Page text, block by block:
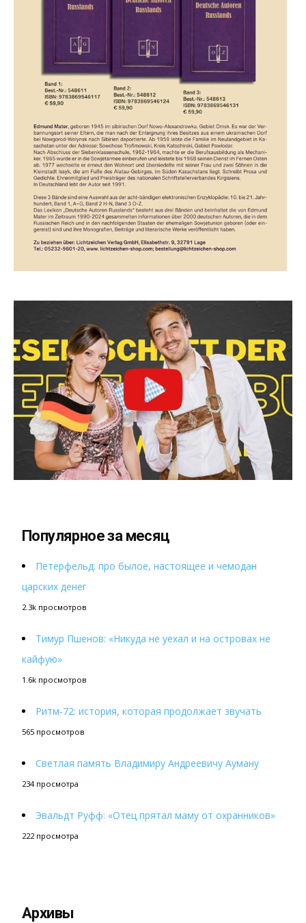
Популярное за месяц
Петерфельд: про былое, настоящее и чемодан
царских денег
2.3k просмотров
Тимур Пшенов: «Никуда не уехал и на островах не
кайфую»
1.6k просмотров
Ритм-72: история, которая продолжает звучать
565 просмотров
Светлая память Владимиру Андреевичу Ауману
234 просмотра
Эвальдт Руфф: «Отец прятал маму от охранников»
222 просмотра
Архивы